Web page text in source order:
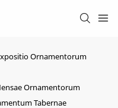
Ornamentorum
Ornamentorum
Tabernae